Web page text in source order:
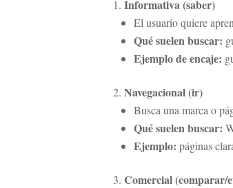
Informativa (saber)
El usuario quiere
Qué suelen buscar:
Ejemplo de encaje:
Navegacional (ir)
Busca una marca o
Qué suelen buscar:
Ejemplo: páginas
Comercial (comparar/